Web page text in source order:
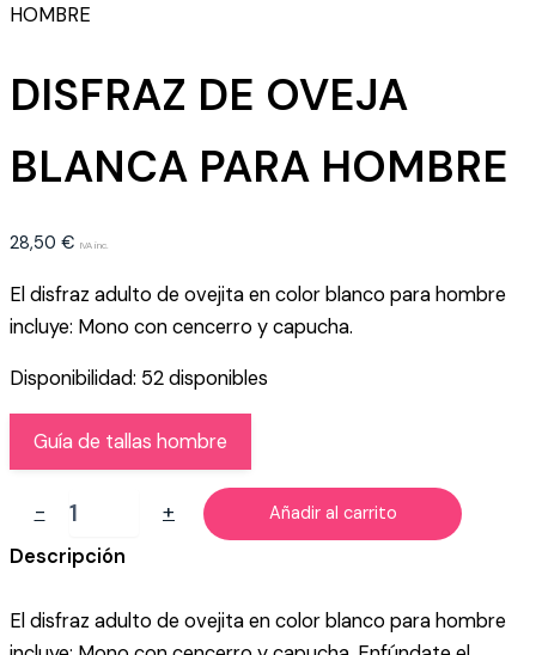
HOMBRE
DISFRAZ DE OVEJA
BLANCA PARA HOMBRE
28,50 € IVA inc.
El disfraz adulto de ovejita en color blanco para hombre
incluye: Mono con cencerro y capucha.
Disponibilidad: 52 disponibles
Guía de tallas hombre
-
DISFRAZ
OVEJA
HOMBRE
cantidad
+ Añadir al carrito
Descripción
El disfraz adulto de ovejita en color blanco para hombre